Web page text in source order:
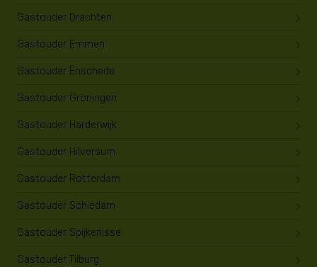
Gastouder Drachten
Gastouder Emmen
Gastouder Enschede
Gastouder Groningen
Gastouder Harderwijk
Gastouder Hilversum
Gastouder Rotterdam
Gastouder Schiedam
Gastouder Spijkenisse
Gastouder Tilburg